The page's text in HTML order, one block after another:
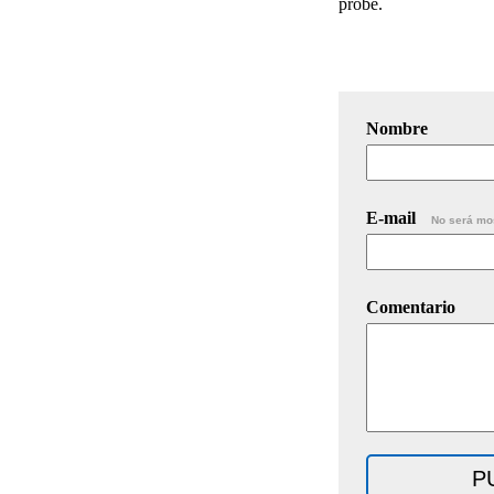
Nombre
E-mail No será
Comentario